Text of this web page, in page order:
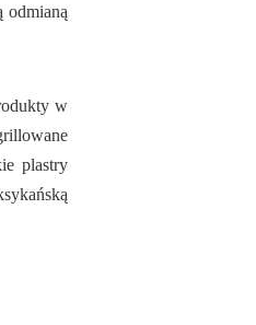
odmianą
w
plastry